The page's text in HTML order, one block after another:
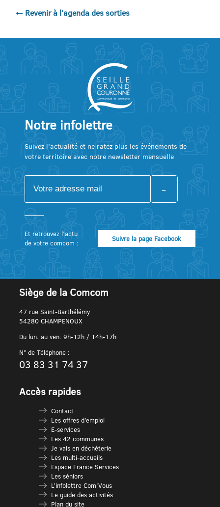
← Revenir à l'agenda des sorties
Notre infolettre
Suivez l’actualité et ne ratez plus les événements de
votre territoire avec notre newsletter mensuelle
Et retrouvez l’actu
de votre comcom :
Suivre la page Facebook
Siège de la Comcom
47 rue Saint-Barthélémy
54280 CHAMPENOUX
Du lun. au ven. 9h-12h / 14h-17h
N° de Téléphone :
03 83 31 74 37
Accès rapides
Contact
Les offres d’emploi
E-services
Les 42 communes
Je vais en déchèterie
Les multi-accueils
Espace France Services
Les séniors
L’infolettre Com’Vous
Le guide des activités
Plan du site